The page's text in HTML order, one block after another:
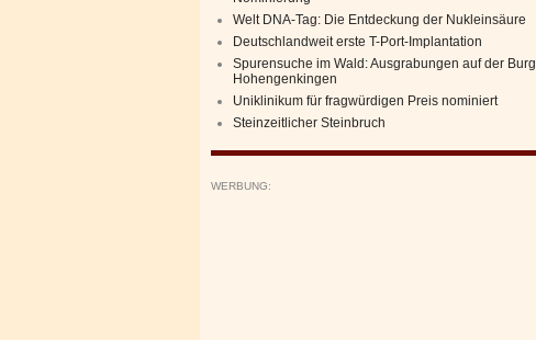
Welt DNA-Tag: Die Entdeckung der Nukleinsäure
Deutschlandweit erste T-Port-Implantation
Spurensuche im Wald: Ausgrabungen auf der Burg
Hohengenkingen
Uniklinikum für fragwürdigen Preis nominiert
Steinzeitlicher Steinbruch
WERBUNG: